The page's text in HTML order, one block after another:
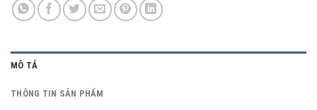
MÔ TẢ
THÔNG TIN SẢN PHẨM